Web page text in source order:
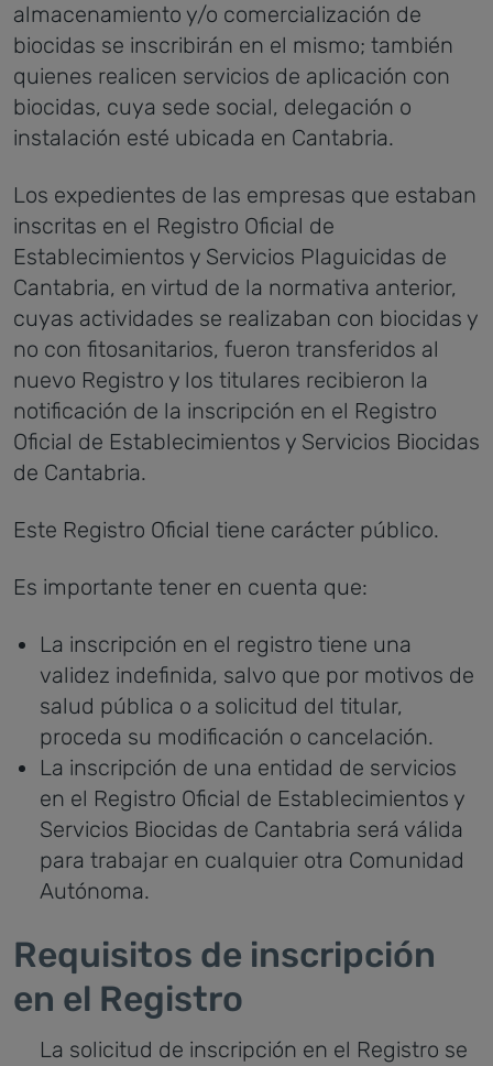
almacenamiento y/o comercialización de
biocidas se inscribirán en el mismo; también
quienes realicen servicios de aplicación con
biocidas, cuya sede social, delegación o
instalación esté ubicada en Cantabria.
Los expedientes de las empresas que estaban
inscritas en el Registro Oficial de
Establecimientos y Servicios Plaguicidas de
Cantabria, en virtud de la normativa anterior,
cuyas actividades se realizaban con biocidas y
no con fitosanitarios, fueron transferidos al
nuevo Registro y los titulares recibieron la
notificación de la inscripción en el Registro
Oficial de Establecimientos y Servicios Biocidas
de Cantabria.
Este Registro Oficial tiene carácter público.
Es importante tener en cuenta que:
La inscripción en el registro tiene una
validez indefinida, salvo que por motivos de
salud pública o a solicitud del titular,
proceda su modificación o cancelación.
La inscripción de una entidad de servicios
en el Registro Oficial de Establecimientos y
Servicios Biocidas de Cantabria será válida
para trabajar en cualquier otra Comunidad
Autónoma.
Requisitos de inscripción
en el Registro
La solicitud de inscripción en el Registro se